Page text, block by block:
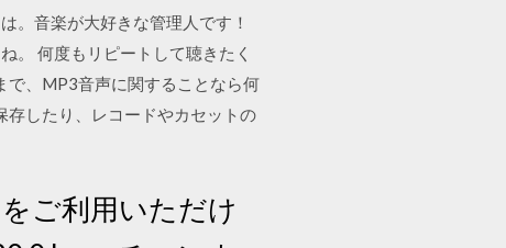
。音楽が大好きな管理人です！
。 何度もリピートして聴きたく
で、MP3音声に関することなら何
したり、レコードやカセットの
ご利用いただけ